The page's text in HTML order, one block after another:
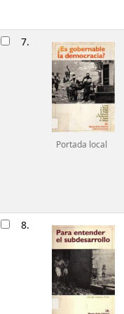
7.
Portada local
8.